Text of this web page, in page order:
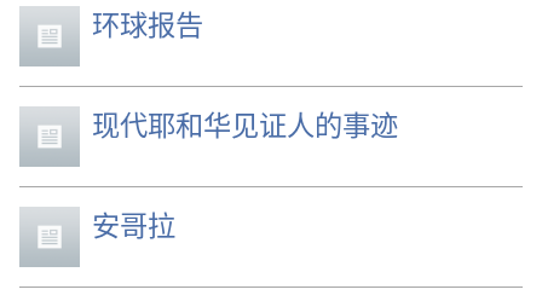
环球报告
现代耶和华见证人的事迹
安哥拉